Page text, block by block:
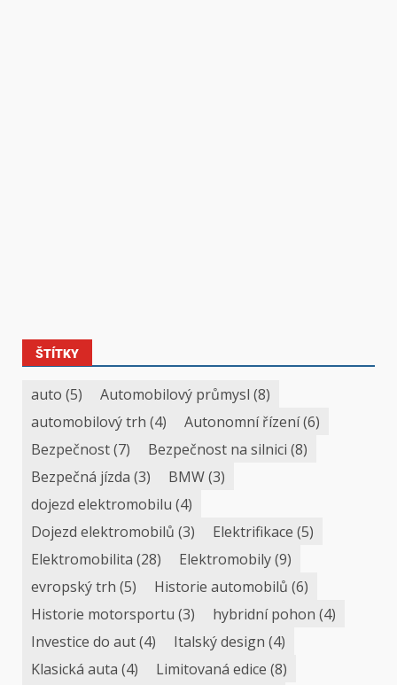
ŠTÍTKY
auto (5) Automobilový průmysl (8)
automobilový trh (4) Autonomní řízení(6)
Bezpečnost(7) Bezpečnost na silnici (8)
Bezpečná jízda (3) BMW(3)
dojezd elektromobilu (4)
Dojezd elektromobilů (3) Elektrifikace (5)
Elektromobilita (28) Elektromobily(9)
evropský trh (5) Historie automobilů (6)
Historie motorsportu (3) hybridní pohon (4)
Investice do aut(4) Italský design (4)
Klasická auta (4) Limitovaná edice (8)